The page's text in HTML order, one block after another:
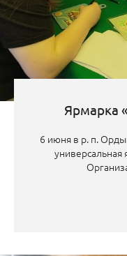
Ярмарка
6 июня в р. п.
универсальная